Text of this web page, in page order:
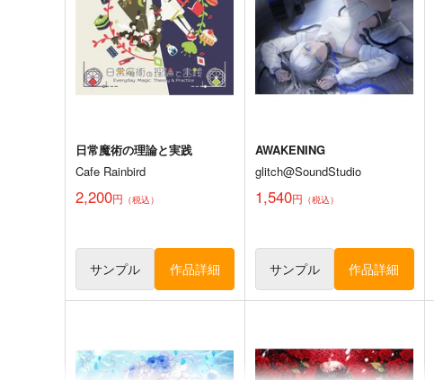
オリジナル
サンプル カート
オリジナル
サンプル カート
外編
紫野原
S -KIMI＊IRO-
かみしき
日常魔術の理論と実践
Cafe Rainbird
2,200円 （税込）
サンプル 作品詳細
AWAKENING
glitch@SoundStudio
1,540円 （税込）
サンプル 作品詳細